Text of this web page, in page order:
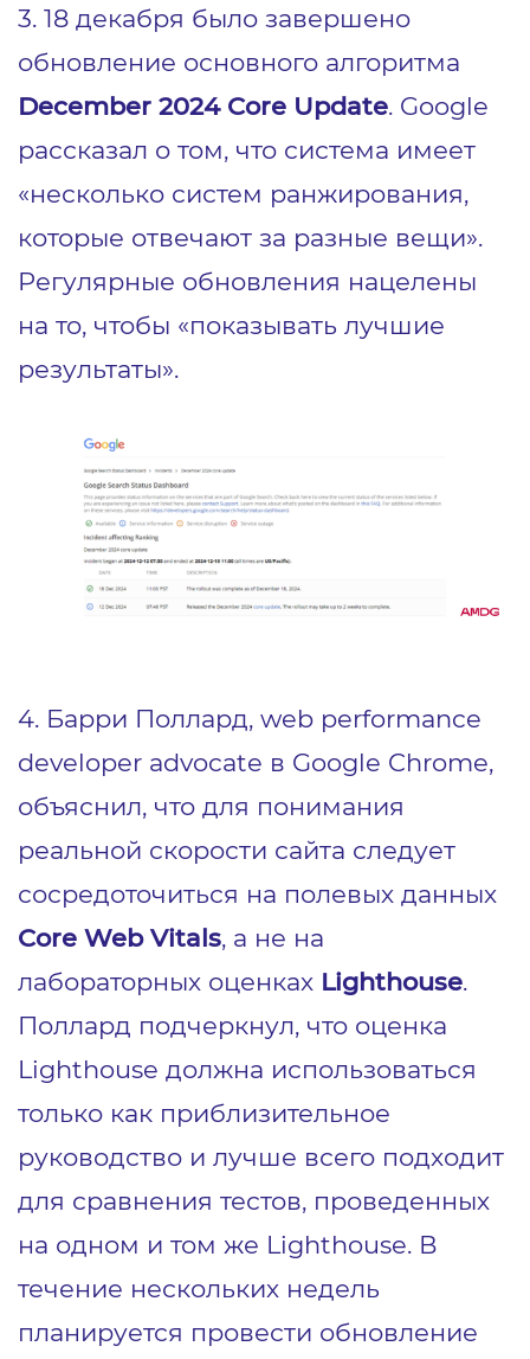
3. 18 декабря было завершено
обновление основного алгоритма
December 2024 Core Update. Google
рассказал о том, что система имеет
«несколько систем ранжирования,
которые отвечают за разные вещи».
Регулярные обновления нацелены
на то, чтобы «показывать лучшие
результаты».
4. Барри Поллард, web performance
developer advocate в Google Chrome,
объяснил, что для понимания
реальной скорости сайта следует
сосредоточиться на полевых данных
Core Web Vitals, а не на
лабораторных оценках Lighthouse.
Поллард подчеркнул, что оценка
Lighthouse должна использоваться
только как приблизительное
руководство и лучше всего подходит
для сравнения тестов, проведенных
на одном и том же Lighthouse. В
течение нескольких недель
планируется провести обновление